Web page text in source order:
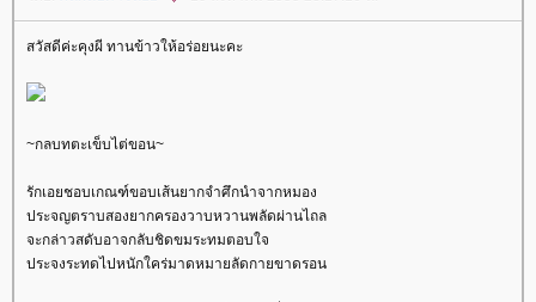
สวัสดีค่ะคุงผี ทานข้าวให้อร่อยนะคะ
~กลบทตะเข็บไต่ขอน~
รักเอยชอบเกณฑ์ขอบเส้นยากจำศึกนำจากหมอง
ประจญตราบสองยากครองวาบหวานพลัดผ่านไถล
จะกล่าวสดับอาจกลับชิดขมระทมตอบใจ
ประจงระทดไปหนักใคร่มาดหมายลัดกายขาดรอน